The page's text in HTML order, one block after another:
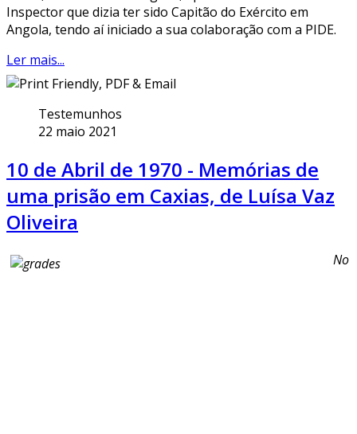
Inspector que dizia ter sido Capitão do Exército em
Angola, tendo aí iniciado a sua colaboração com a PIDE.
Ler mais...
Testemunhos
22 maio 2021
10 de Abril de 1970 - Memórias de
uma prisão em Caxias, de Luísa Vaz
Oliveira
No